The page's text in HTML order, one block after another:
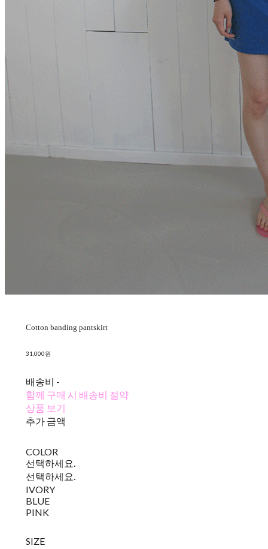
Cotton banding pantskirt
31,000원
배송비 -
함께 구매 시 배송비 절약
상품 보기
추가 금액
COLOR
선택하세요.
선택하세요.
IVORY
BLUE
PINK
SIZE